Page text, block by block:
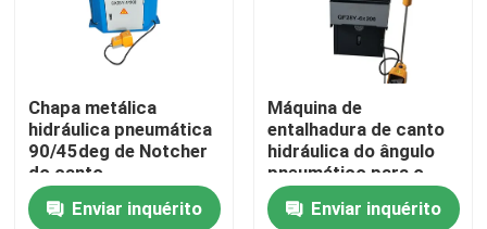
Casa
Chapa metálica
hidráulica pneumática
90/45deg de Notcher
do canto
Enviar inquérito
Máquina de
entalhadura de canto
hidráulica do ângulo
pneumático para o
tubo da tubulação 3
quilowattsEnviar inquérito